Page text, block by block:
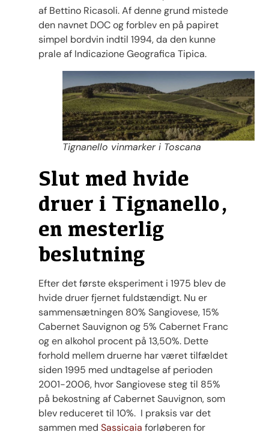
af Bettino Ricasoli. Af denne grund mistede
den navnet DOC og forblev en på papiret
simpel bordvin indtil 1994, da den kunne
prale af Indicazione Geografica Tipica.
Tignanello vinmarker i Toscana
Slut med hvide
druer i Tignanello,
en mesterlig
beslutning
Efter det første eksperiment i 1975 blev de
hvide druer fjernet fuldstændigt. Nu er
sammensætningen 80% Sangiovese, 15%
Cabernet Sauvignon og 5% Cabernet Franc
og en alkohol procent på 13,50%. Dette
forhold mellem druerne har været tilfældet
siden 1995 med undtagelse af perioden
2001-2006, hvor Sangiovese steg til 85%
på bekostning af Cabernet Sauvignon, som
blev reduceret til 10%. I praksis var det
sammen med Sassicaia forløberen for